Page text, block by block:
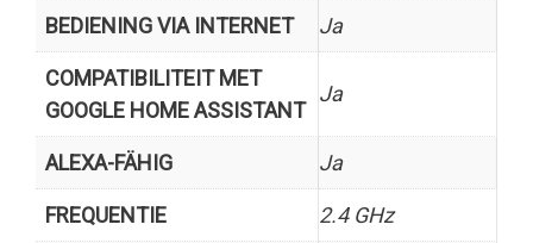
BEDIENING VIA INTERNET Ja
COMPATIBILITEIT MET
GOOGLE HOME ASSISTANT
Ja
ALEXA-FÄHIG Ja
FREQUENTIE 2.4 GHz